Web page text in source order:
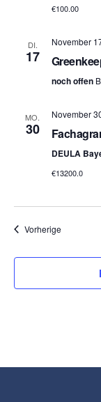
€100.00
DI.
17
November
noch offen
MO.
30
November
DEULA
€13200.0
Vorherige